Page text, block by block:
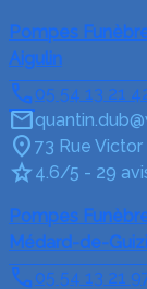
Pompes
Aigulin
05 54 13 21
73 Rue
4.6/5 - 29
Pompes
Médard-de-
05 54 13 21